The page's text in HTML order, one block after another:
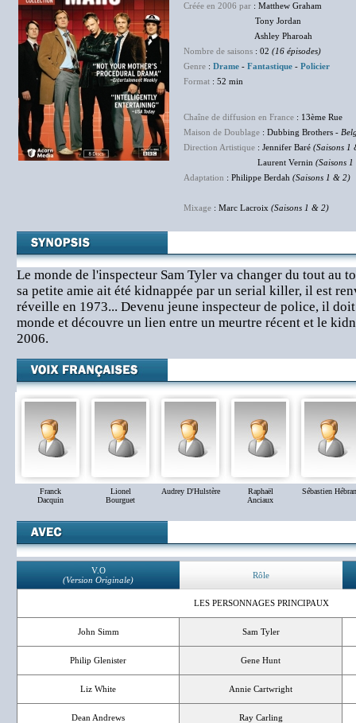
Créée en 2006 par : Matthew Graham
Tony Jordan
Ashley Pharoah
Nombre de saisons : 02 (16 épisodes)
Genre : Drame - Fantastique - Policier
Format : 52 min
Chaîne de diffusion en France : 13ème Rue
Maison de Doublage : Dubbing Brothers -
Direction Artistique : Jennifer Baré (Saisons 1
Laurent Vernin (Saisons
Adaptation : Philippe Berdah (Saisons 1 & 2)
Mixage : Marc Lacroix (Saisons 1 & 2)
Le monde de l'inspecteur Sam Tyler va changer du tout au
sa petite amie ait été kidnappée par un serial killer, il est
réveille en 1973... Devenu jeune inspecteur de police, il
monde et découvre un lien entre un meurtre récent et le
2006.
Franck
Dacquin
Lionel
Bourguet
Audrey D'Hulstère
Raphaël
Anciaux
Sébastien
V.O
(Version Originale)
Rôle
LES PERSONNAGES PRINCIPAUX
John Simm Sam Tyler
Philip Glenister Gene Hunt
Liz White Annie Cartwright
Dean Andrews Ray Carling